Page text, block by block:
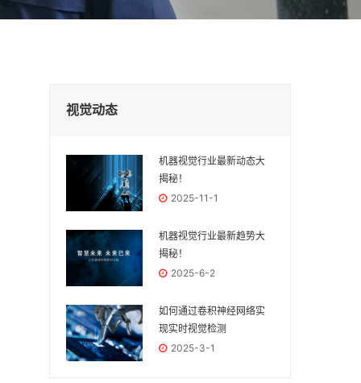
视觉动态
机器视觉行业最新动态大
揭秘！
2025-11-1
机器视觉行业最新趋势大
揭秘！
2025-6-2
如何通过卷积神经网络实
现实时视觉检测
2025-3-1